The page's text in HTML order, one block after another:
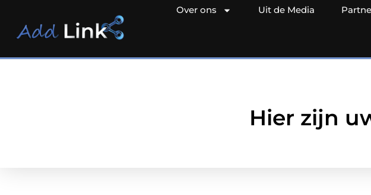
Over ons Uit de Media
Hier zijn